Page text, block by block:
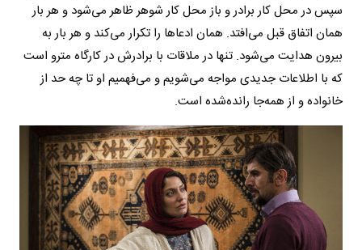
سپس در محل کار برادر و باز محل کار شوهر ظاهر می‌شود و هر بار
همان اتفاق قبل می‌افتد. همان ادعاها را تکرار می‌کند و هر بار به
بیرون هدایت می‌شود. تنها در ملاقات با برادرش در کارگاه مترو است
که با اطلاعات جدیدی مواجه می‌شویم و می‌فهمیم او تا چه حد از
خانواده و از همه‌جا رانده‌شده است.